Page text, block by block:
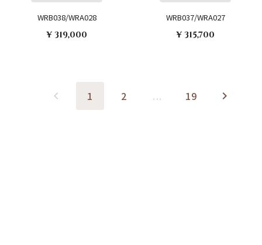
WRB038/WRA028
¥ 319,000
WRB037/WRA027
¥ 315,700
1 2 ... 19